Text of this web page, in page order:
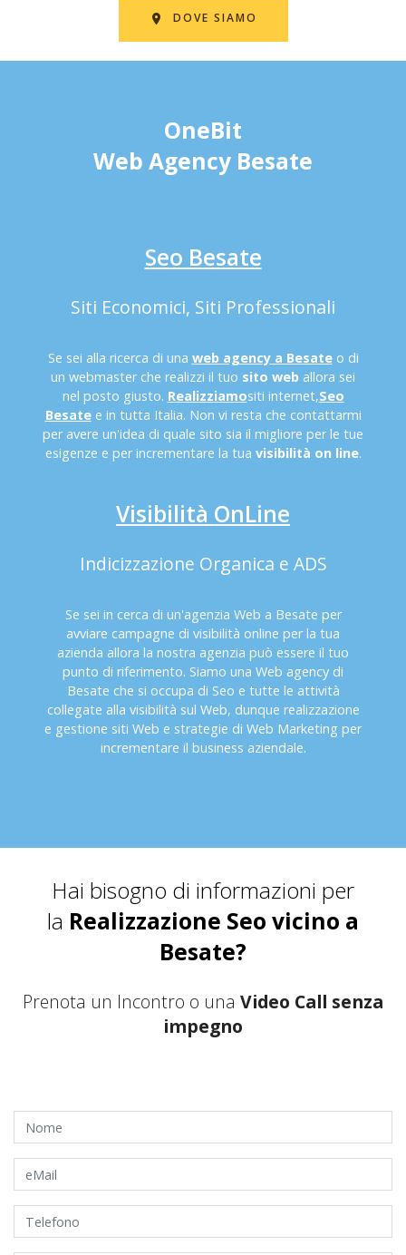
DOVE SIAMO
OneBit
Web Agency Besate
Seo Besate
Siti Economici, Siti Professionali
Se sei alla ricerca di una web agency a Besateo di
un webmaster che realizzi il tuo sito web allora sei
nel posto giusto. Realizziamositi internet,Seo
Besatee in tutta Italia. Non vi resta che contattarmi
per avere un'idea di quale sito sia il migliore per le tue
esigenze e per incrementare la tua visibilità on line.
Visibilità OnLine
Indicizzazione Organica e ADS
Se sei in cerca di un'agenzia Web a Besate per
avviare campagne di visibilità online per la tua
azienda allora la nostra agenzia può essere il tuo
punto di riferimento. Siamo una Web agency di
Besate che si occupa di Seo e tutte le attività
collegate alla visibilità sul Web, dunque realizzazione
e gestione siti Web e strategie di Web Marketing per
incrementare il business aziendale.
Hai bisogno di informazioni per
la Realizzazione Seo vicino a
Besate?
Prenota un Incontro o una Video Call senza
impegno